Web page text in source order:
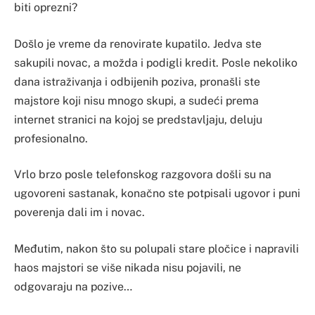
biti oprezni?
Došlo je vreme da renovirate kupatilo. Jedva ste
sakupili novac, a možda i podigli kredit. Posle nekoliko
dana istraživanja i odbijenih poziva, pronašli ste
majstore koji nisu mnogo skupi, a sudeći prema
internet stranici na kojoj se predstavljaju, deluju
profesionalno.
Vrlo brzo posle telefonskog razgovora došli su na
ugovoreni sastanak, konačno ste potpisali ugovor i puni
poverenja dali im i novac.
Međutim, nakon što su polupali stare pločice i napravili
haos majstori se više nikada nisu pojavili, ne
odgovaraju na pozive…